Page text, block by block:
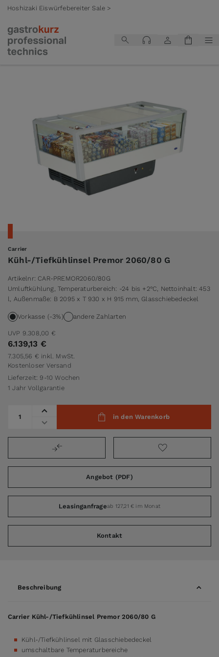
Hoshizaki Eiswürfebereiter Sale >
Carrier
Kühl-/Tiefkühlinsel Premor 2060/80 G
Artikelnr: CAR-PREMOR2060/80G
Umluftkühlung, Temperaturbereich: -24 bis +2°C, Nettoinhalt: 453
l, Außenmaße: B 2095 x T 930 x H 915 mm, Glasschiebedeckel
Vorkasse (-3%) andere Zahlarten
UVP 9.308,00 €
6.139,13 €
7.305,56 € inkl. MwSt.
Kostenloser Versand
Lieferzeit: 9-10 Wochen
1 Jahr Vollgarantie
in den Warenkorb
Angebot (PDF)
Leasinganfrageab 127,21 € im Monat
Kontakt
Beschreibung
Carrier Kühl-/Tiefkühlinsel Premor 2060/80 G
Kühl-/Tiefkühlinsel mit Glasschiebedeckel
umschaltbare Temperaturbereiche